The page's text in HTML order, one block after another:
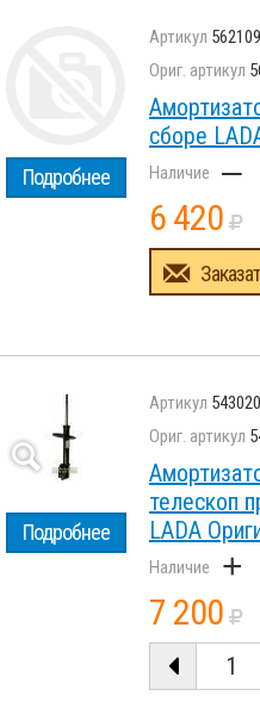
Подробнее
сборе
–
6 420
Подробнее
телескоп
LADA
+
7 200